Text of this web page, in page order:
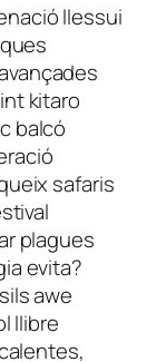
llessui
kitaro
balcó
safaris
plagues
evita?
awe
llibre